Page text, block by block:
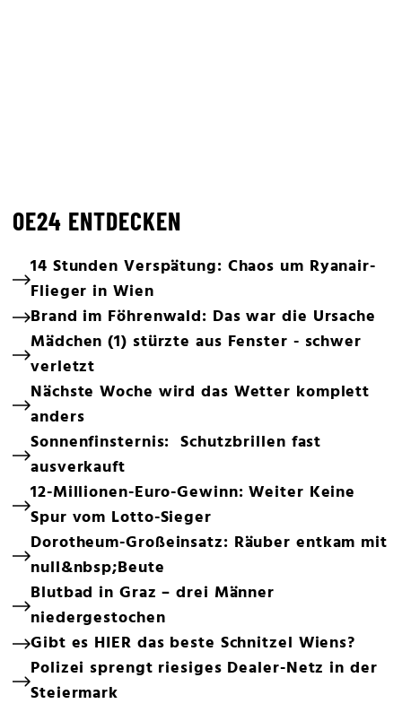
OE24 ENTDECKEN
14 Stunden Verspätung: Chaos um Ryanair-
Flieger in Wien
Brand im Föhrenwald: Das war die Ursache
Mädchen (1) stürzte aus Fenster - schwer
verletzt
Nächste Woche wird das Wetter komplett
anders
Sonnenfinsternis: Schutzbrillen fast
ausverkauft
12-Millionen-Euro-Gewinn: Weiter Keine
Spur vom Lotto-Sieger
Dorotheum-Großeinsatz: Räuber entkam mit
null&nbsp;Beute
Blutbad in Graz – drei Männer
niedergestochen
Gibt es HIER das beste Schnitzel Wiens?
Polizei sprengt riesiges Dealer-Netz in der
Steiermark